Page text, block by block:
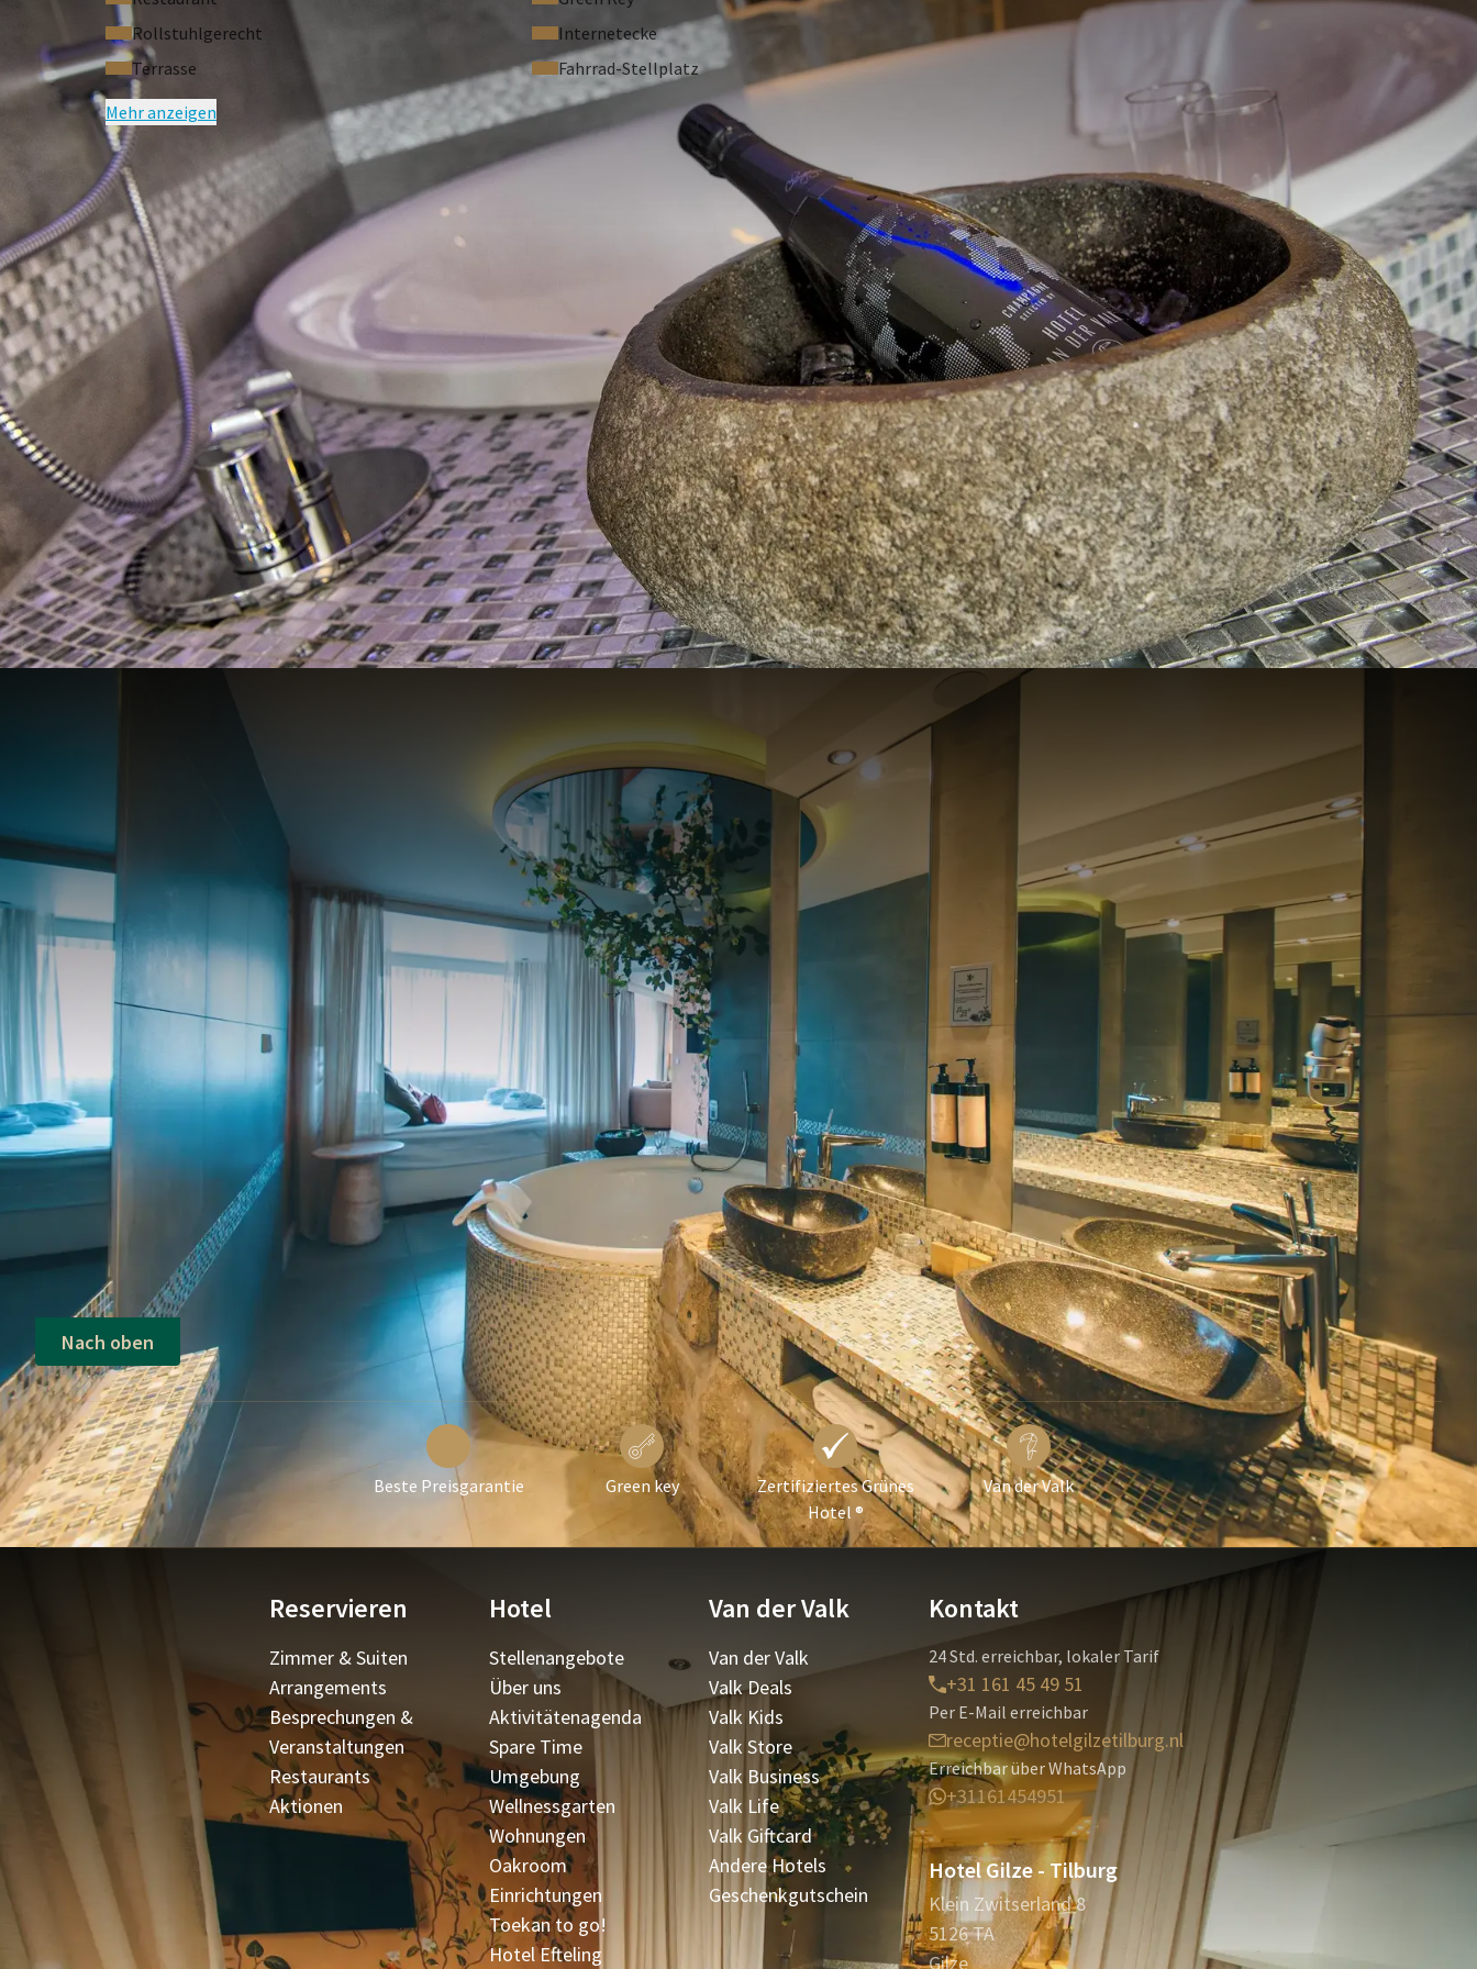
Rollstuhlgerecht
Internetecke
Terrasse
Fahrrad-Stellplatz
Mehr anzeigen
Nach oben
Beste Preisgarantie Green key
Zertifiziertes Grünes
Hotel ®
Van der Valk
Reservieren
Zimmer & Suiten
Arrangements
Besprechungen &
Veranstaltungen
Restaurants
Aktionen
Hotel
Stellenangebote
Über uns
Aktivitätenagenda
Spare Time
Umgebung
Wellnessgarten
Wohnungen
Oakroom
Einrichtungen
Toekan to go!
Hotel Efteling
Van der Valk
Van der Valk
Valk Deals
Valk Kids
Valk Store
Valk Business
Valk Life
Valk Giftcard
Andere Hotels
Geschenkgutschein
Kontakt
24 Std. erreichbar, lokaler Tarif
+31 161 45 49 51
Per E-Mail erreichbar
receptie@hotelgilzetilburg.nl
Erreichbar über WhatsApp
+31161454951
Hotel Gilze - Tilburg
Klein Zwitserland 8
5126 TA
Gilze